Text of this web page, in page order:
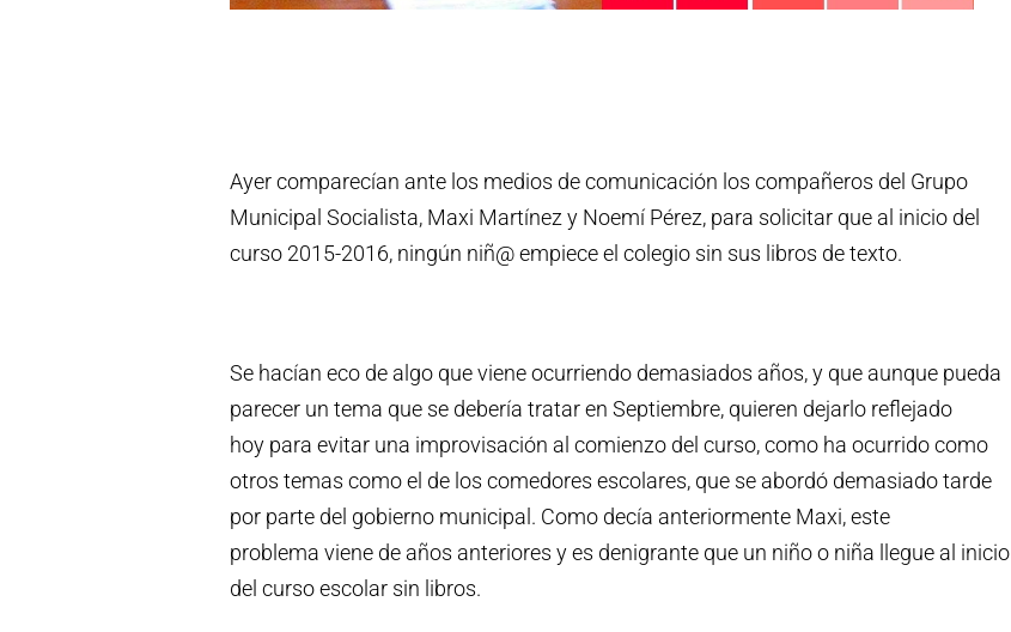
Ayer comparecían ante los medios de comunicación los compañeros del Grupo
Municipal Socialista, Maxi Martínez y Noemí Pérez, para solicitar que al inicio del
curso 2015-2016, ningún niñ@ empiece el colegio sin sus libros de texto.
Se hacían eco de algo que viene ocurriendo demasiados años, y que aunque pueda
parecer un tema que se debería tratar en Septiembre, quieren dejarlo reflejado
hoy para evitar una improvisación al comienzo del curso, como ha ocurrido como
otros temas como el de los comedores escolares, que se abordó demasiado tarde
por parte del gobierno municipal. Como decía anteriormente Maxi, este
problema viene de años anteriores y es denigrante que un niño o niña llegue al inicio
del curso escolar sin libros.